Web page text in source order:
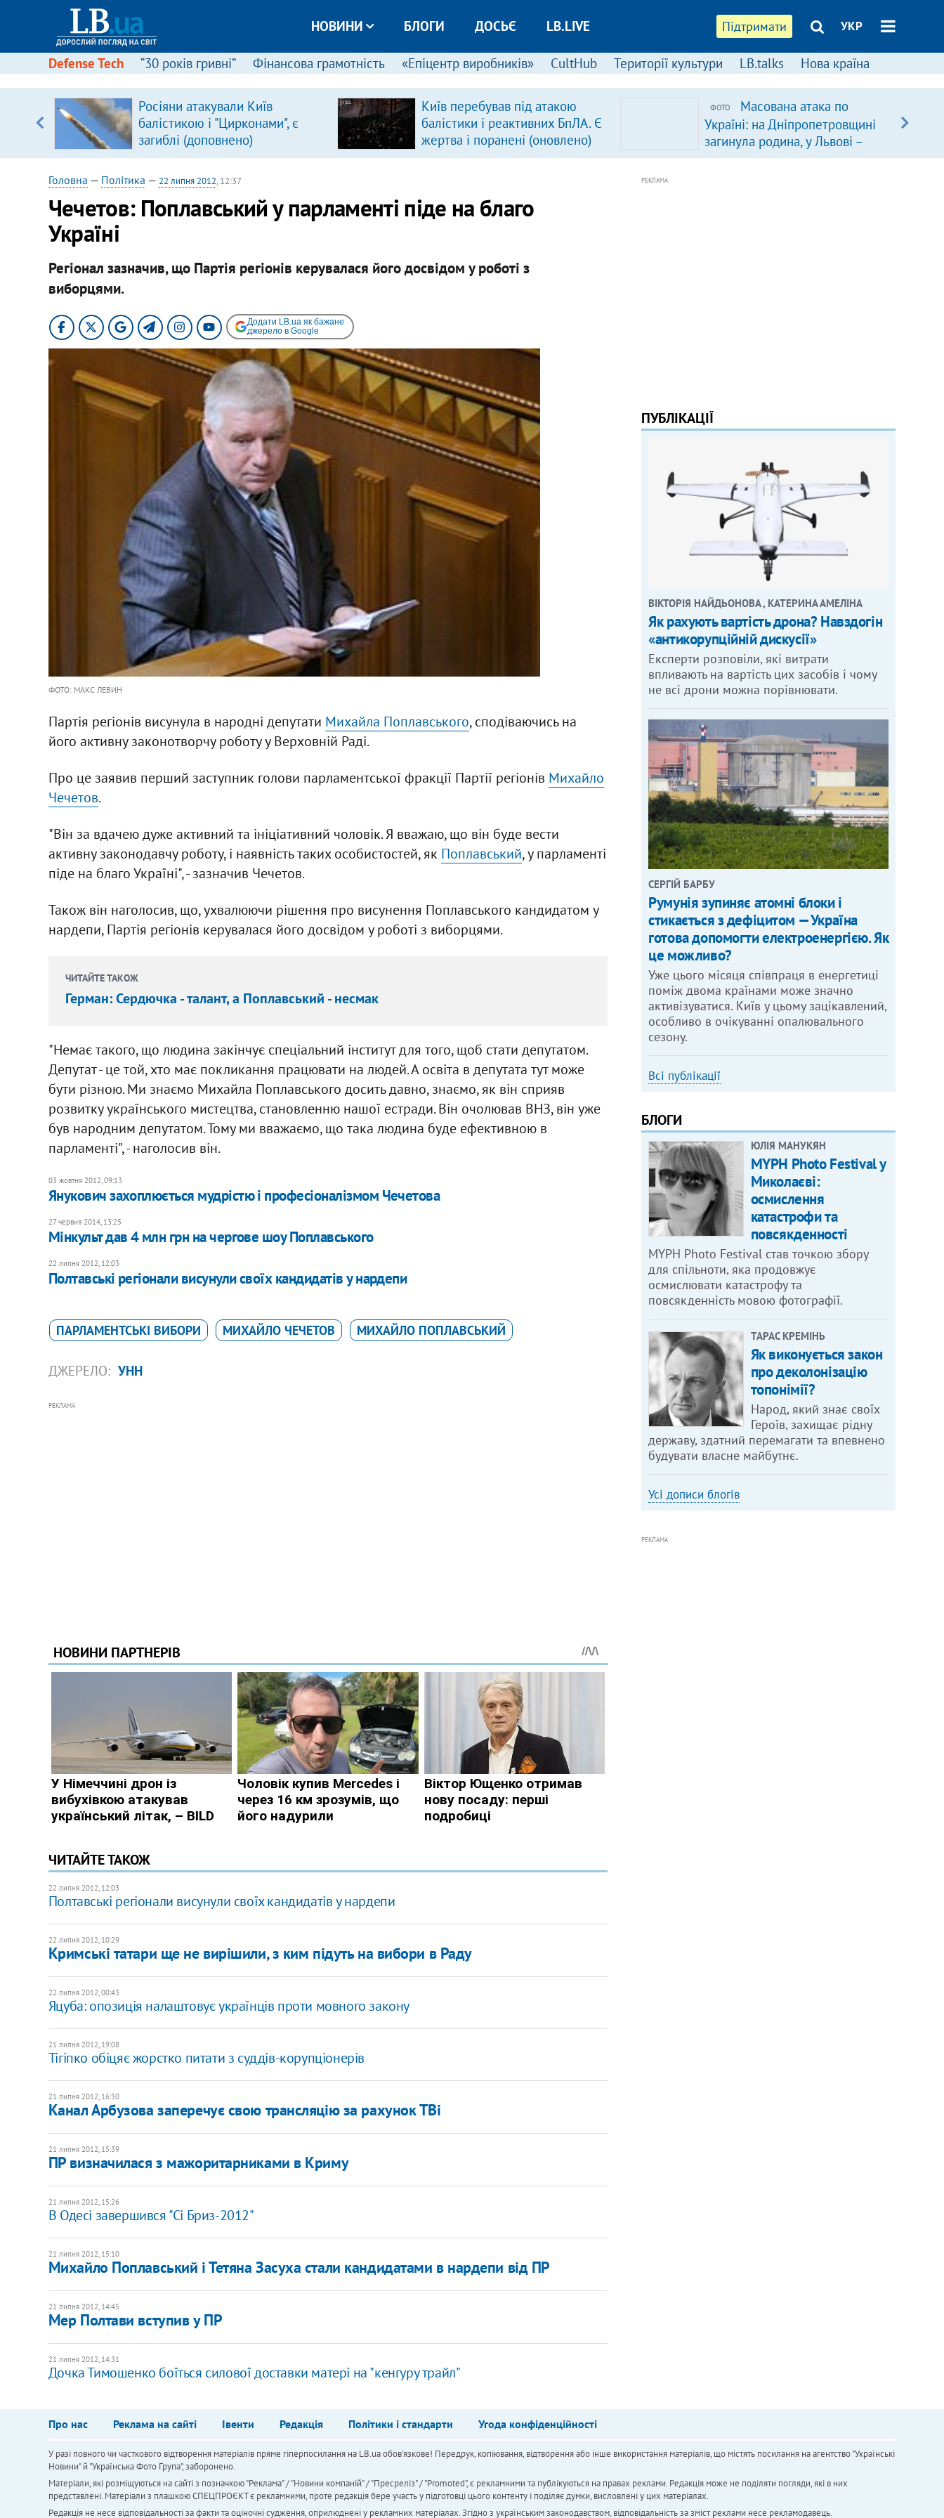
Підтримати УКР
НОВИНИ БЛОГИ ДОСЬЄ LB.LIVE
Defense Tech “30 років гривні” Фінансова грамотність «Епіцентр виробників» CultHub Території культури LB.talks Нова країна
Росіяни атакували Київ
балістикою і "Цирконами", є
загиблі (доповнено)
Київ перебував під атакою
балістики і реактивних БпЛА. Є
жертва і поранені (оновлено)
ФОТО
Масована атака по
Україні: на Дніпропетровщині
загинула родина, у Львові –
удар по багатоповерхівках
Головна — Політика — 22 липня 2012, 12:37
Чечетов: Поплавський у парламенті піде на благо
Україні
Регіонал зазначив, що Партія регіонів керувалася його досвідом у роботі з
виборцями.
Додати LB.ua як бажане
джерело в Google
ФОТО: МАКС ЛЕВИН
Партія регіонів висунула в народні депутати Михайла Поплавського, сподіваючись на
його активну законотворчу роботу у Верховній Раді.
Про це заявив перший заступник голови парламентської фракції Партії регіонів Михайло
Чечетов.
"Він за вдачею дуже активний та ініціативний чоловік. Я вважаю, що він буде вести
активну законодавчу роботу, і наявність таких особистостей, як Поплавський, у парламенті
піде на благо Україні", - зазначив Чечетов.
Також він наголосив, що, ухвалюючи рішення про висунення Поплавського кандидатом у
нардепи, Партія регіонів керувалася його досвідом у роботі з виборцями.
ЧИТАЙТЕ ТАКОЖ
Герман: Сердючка - талант, а Поплавський - несмак
"Немає такого, що людина закінчує спеціальний інститут для того, щоб стати депутатом.
Депутат - це той, хто має покликання працювати на людей. А освіта в депутата тут може
бути різною. Ми знаємо Михайла Поплавського досить давно, знаємо, як він сприяв
розвитку українського мистецтва, становленню нашої естради. Він очолював ВНЗ, він уже
був народним депутатом. Тому ми вважаємо, що така людина буде ефективною в
парламенті", - наголосив він.
03 жовтня 2012, 09:13
Янукович захоплюється мудрістю і професіоналізмом Чечетова
27 червня 2014, 13:25
Мінкульт дав 4 млн грн на чергове шоу Поплавського
22 липня 2012, 12:03
Полтавські регіонали висунули своїх кандидатів у нардепи
ПАРЛАМЕНТСЬКІ ВИБОРИ МИХАЙЛО ЧЕЧЕТОВ МИХАЙЛО ПОПЛАВСЬКИЙ
ДЖЕРЕЛО: УНН
РЕКЛАМА
ЧИТАЙТЕ ТАКОЖ
22 липня 2012, 12:03
Полтавські регіонали висунули своїх кандидатів у нардепи
22 липня 2012, 10:29
Кримські татари ще не вирішили, з ким підуть на вибори в Раду
22 липня 2012, 00:43
Яцуба: опозиція налаштовує українців проти мовного закону
21 липня 2012, 19:08
Тігіпко обіцяє жорстко питати з суддів-корупціонерів
21 липня 2012, 16:30
Канал Арбузова заперечує свою трансляцію за рахунок ТВі
21 липня 2012, 15:39
ПР визначилася з мажоритарниками в Криму
21 липня 2012, 15:26
В Одесі завершився "Сі Бриз-2012"
21 липня 2012, 15:10
Михайло Поплавський і Тетяна Засуха стали кандидатами в нардепи від ПР
21 липня 2012, 14:45
Мер Полтави вступив у ПР
21 липня 2012, 14:31
Дочка Тимошенко боїться силової доставки матері на "кенгуру трайл"
РЕКЛАМА
ПУБЛІКАЦІЇ
ВІКТОРІЯ НАЙДЬОНОВА , КАТЕРИНА АМЕЛІНА
Як рахують вартість дрона? Навздогін
«антикорупційній дискусії»
Експерти розповіли, які витрати
впливають на вартість цих засобів і чому
не всі дрони можна порівнювати.
СЕРГІЙ БАРБУ
Румунія зупиняє атомні блоки і
стикається з дефіцитом — Україна
готова допомогти електроенергією. Як
це можливо?
Уже цього місяця співпраця в енергетиці
поміж двома країнами може значно
активізуватися. Київ у цьому зацікавлений,
особливо в очікуванні опалювального
сезону.
Всі публікації
БЛОГИ
ЮЛІЯ МАНУКЯН
MYPH Photo Festival у
Миколаєві:
осмислення
катастрофи та
повсякденності
MYPH Photo Festival став точкою збору
для спільноти, яка продовжує
осмислювати катастрофу та
повсякденність мовою фотографії.
ТАРАС КРЕМІНЬ
Як виконується закон
про деколонізацію
топонімії?
Народ, який знає своїх
Героїв, захищає рідну
державу, здатний перемагати та впевнено
будувати власне майбутнє.
Усі дописи блогів
РЕКЛАМА
Про нас Реклама на сайті Івенти Редакція Політики і стандарти Угода конфіденційності
У разі повного чи часткового відтворення матеріалів пряме гіперпосилання на LB.ua обов'язкове! Передрук, копіювання, відтворення або інше використання матеріалів, що містять посилання на агентство "Українськi
Новини" й "Українська Фото Група", заборонено.
Матеріали, які розміщуються на сайті з позначкою "Реклама" / "Новини компаній" / "Пресреліз" / "Promoted", є рекламними та публікуються на правах реклами. Редакція може не поділяти погляди, які в них
представлені. Матеріали з плашкою СПЕЦПРОЄКТ є рекламними, проте редакція бере участь у підготовці цього контенту і поділяє думки, висловлені у цих матеріалах.
Редакція не несе відповідальності за факти та оціночні судження, оприлюднені у рекламних матеріалах. Згідно з українським законодавством, відповідальність за зміст реклами несе рекламодавець.